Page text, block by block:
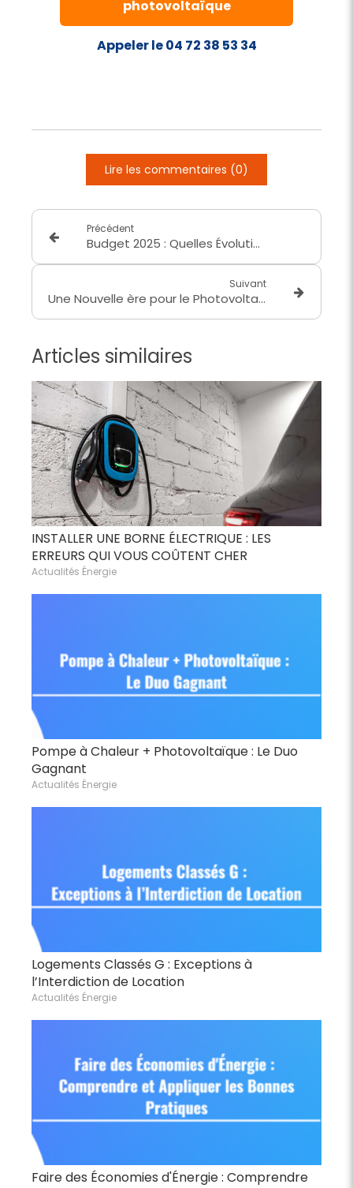
photovoltaïque
Appeler le 04 72 38 53 34
Lire les commentaires (0)
Précédent
Budget 2025 : Quelles Évolutions pour les Aides à la Rénovation Énergétique ?
Suivant
Une Nouvelle ère pour le Photovoltaïque : Baisse de la TVA à 5,5 % Adoptée pour les Installations de 9 kWc et Moins
Articles similaires
INSTALLER UNE BORNE ÉLECTRIQUE : LES
ERREURS QUI VOUS COÛTENT CHER
Actualités Énergie
Pompe à Chaleur + Photovoltaïque : Le Duo
Gagnant
Actualités Énergie
Logements Classés G : Exceptions à
l’Interdiction de Location
Actualités Énergie
Faire des Économies d'Énergie : Comprendre